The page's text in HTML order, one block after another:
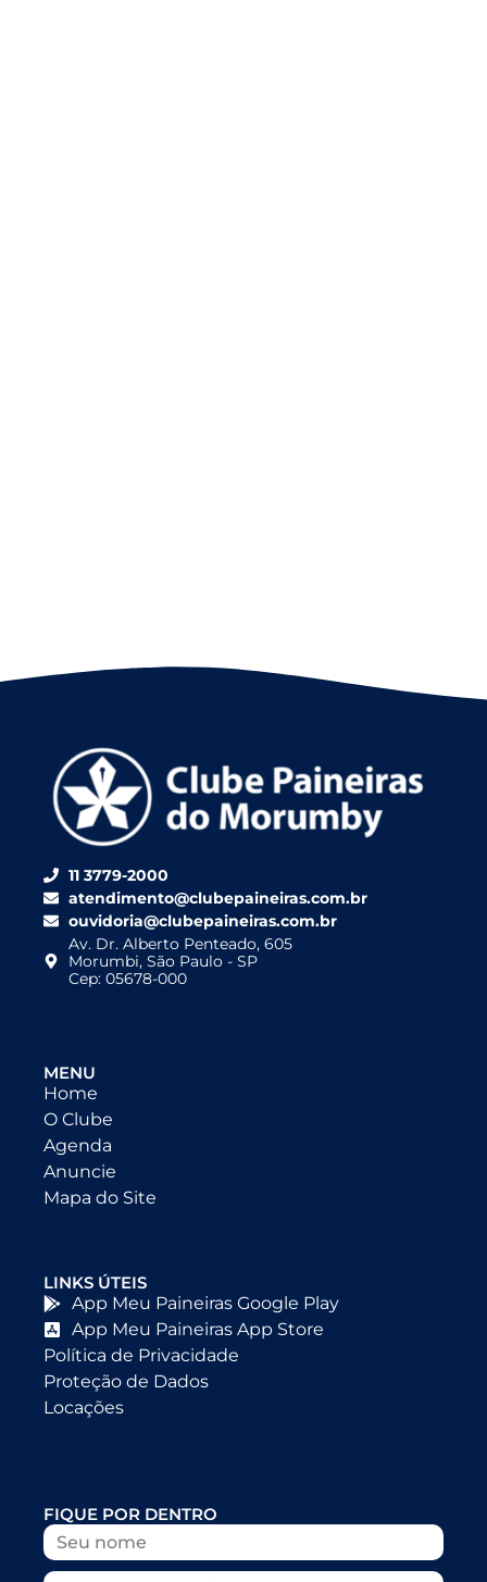
11 3779-2000
atendimento@clubepaineiras.com.br
ouvidoria@clubepaineiras.com.br
Av. Dr. Alberto Penteado, 605
Morumbi, São Paulo - SP
Cep: 05678-000
MENU
Home
O Clube
Agenda
Anuncie
Mapa do Site
LINKS ÚTEIS
App Meu Paineiras Google Play
App Meu Paineiras App Store
Política de Privacidade
Proteção de Dados
Locações
FIQUE POR DENTRO